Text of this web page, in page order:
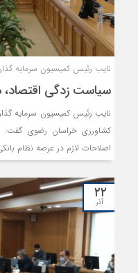
نایب رئیس کمیسیون سرمایه
سیاست زدگی اقتصاد،
نایب رئیس کمیسیون سرمایه
کشاورزی خراسان رضوی گفت:
اصلاحات لازم در عرصه نظام
۲۲
آذر